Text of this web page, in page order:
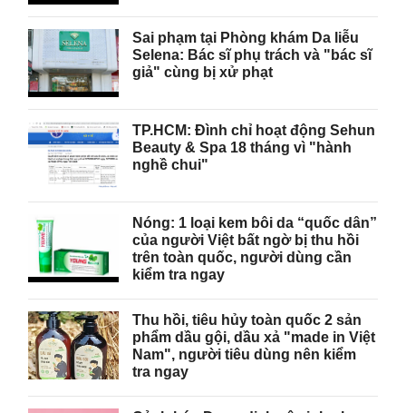
Sai phạm tại Phòng khám Da liễu
Selena: Bác sĩ phụ trách và "bác sĩ
giả" cùng bị xử phạt
TP.HCM: Đình chỉ hoạt động Sehun
Beauty & Spa 18 tháng vì "hành
nghề chui"
Nóng: 1 loại kem bôi da “quốc dân”
của người Việt bất ngờ bị thu hồi
trên toàn quốc, người dùng cần
kiểm tra ngay
Thu hồi, tiêu hủy toàn quốc 2 sản
phẩm dầu gội, dầu xả "made in Việt
Nam", người tiêu dùng nên kiểm
tra ngay